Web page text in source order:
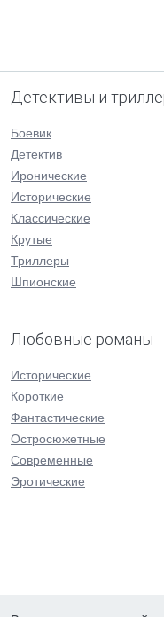
Детективы и
Боевик
Детектив
Иронические
Исторические
Классические
Крутые
Триллеры
Шпионские
Любовные романы
Исторические
Короткие
Фантастические
Остросюжетные
Современные
Эротические